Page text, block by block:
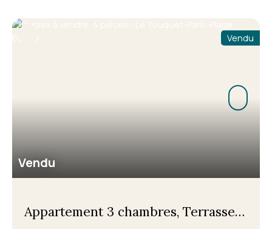
Vendu
Vendu
Appartement 3 chambres, Terrasse